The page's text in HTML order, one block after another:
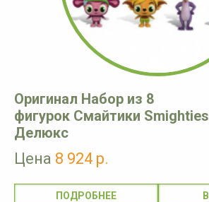
Оригинал Набор из 8
фигурок Смайтики Smighties
Делюкс
Цена 8 924 р.
ПОДРОБНЕЕ